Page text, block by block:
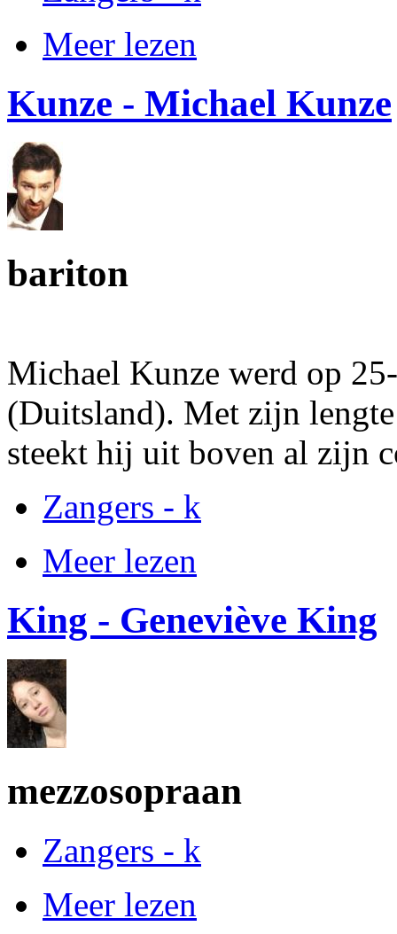
Meer lezen
Kunze - Michael Kunze
bariton
Michael Kunze werd op
(Duitsland). Met zijn
steekt hij uit boven al zijn
Zangers - k
Meer lezen
King - Geneviève King
mezzosopraan
Zangers - k
Meer lezen